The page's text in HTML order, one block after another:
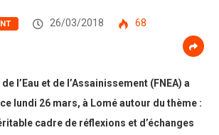
26/03/2018
68
l’Eau et de l’Assainissement (FNEA) a
lundi 26 mars, à Lomé autour du thème :
cadre de réflexions et d’échanges